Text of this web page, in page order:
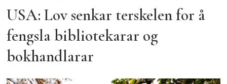
USA: Lov senkar terskelen for å
fengsla bibliotekarar og
bokhandlarar